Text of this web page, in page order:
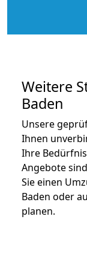
Weitere
Baden
Unsere
Ihnen
Ihre
Angebote
Sie einen
Baden oder
planen.